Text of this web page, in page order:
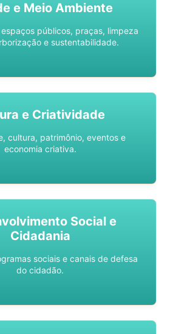
e Meio Ambiente
públicos, praças, limpeza
e sustentabilidade.
e Criatividade
cultura, patrimônio, eventos e
economia criativa.
Social e
Cidadania
sociais e canais de defesa
do cidadão.